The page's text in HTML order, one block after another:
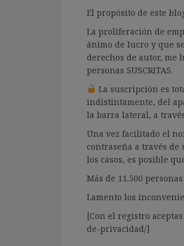
El propósito de este
La proliferación de
ánimo de lucro y que
derechos de autor,
personas SUSCRITAS.
La suscripción es
indistintamente, del
la barra lateral, a través
Una vez facilitado el
contraseña a través
los casos, es posible
Más de 11.500
Lamento los
[Con el registro
de-privacidad/]